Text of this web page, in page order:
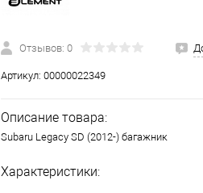
Отзывов: 0
Артикул: 00000022349
Описание товара:
Subaru Legacy SD (2012-) багажник
Характеристики: